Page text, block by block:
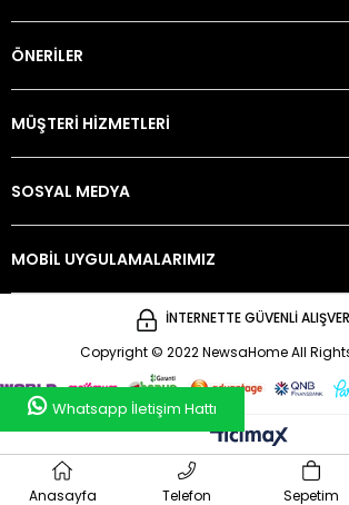
ÖNERİLER
MÜŞTERİ HİZMETLERİ
SOSYAL MEDYA
MOBİL UYGULAMALARIMIZ
İNTERNETTE GÜVENLİ
Copyright © 2022 NewsaHome All
Whatsapp İletişim Hattı
Anasayfa Telefon Sepetim